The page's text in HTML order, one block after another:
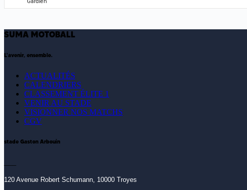
SUMA MOTOBALL
L'avenir, ensemble.
ACTUALITÉS
CALENDRIERS
CLASSEMENT ÉLITE 1
VENIR AU STADE
VISIONNER NOS MATCHS
CGV
stade Gaston Arbouin
120 Avenue Robert Schumann, 10000 Troyes